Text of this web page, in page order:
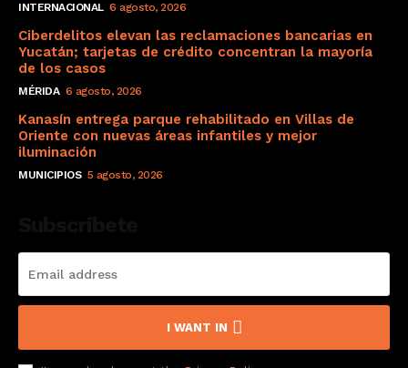
INTERNACIONAL 6 agosto, 2026
Ciberdelitos elevan las reclamaciones bancarias en
Yucatán; tarjetas de crédito concentran la mayoría
de los casos
MÉRIDA 6 agosto, 2026
Kanasín entrega parque rehabilitado en Villas de
Oriente con nuevas áreas infantiles y mejor
iluminación
MUNICIPIOS 5 agosto, 2026
I WANT IN